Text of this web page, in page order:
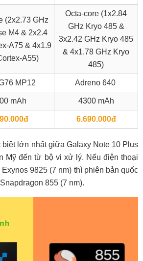
(2x2.73 GHz
M4 & 2x2.4
A75 & 4x1.9
A55)
Octa-core (1x2.84
GHz Kryo 485 &
3x2.42 GHz Kryo 485
& 4x1.78 GHz Kryo
485)
MP12 Adreno 640
mAh 4300 mAh
6.690.000đ
biệt lớn nhất giữa Galaxy Note 10 Plus
Mỹ đến từ bộ vi xử lý. Nếu điện thoại
9825 (7 nm) thì phiên bản quốc
855 (7 nm).